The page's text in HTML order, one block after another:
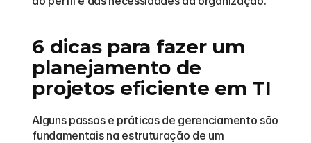
6 dicas para fazer um
planejamento de
projetos eficiente em TI
Alguns passos e práticas de gerenciamento são
fundamentais na estruturação de um